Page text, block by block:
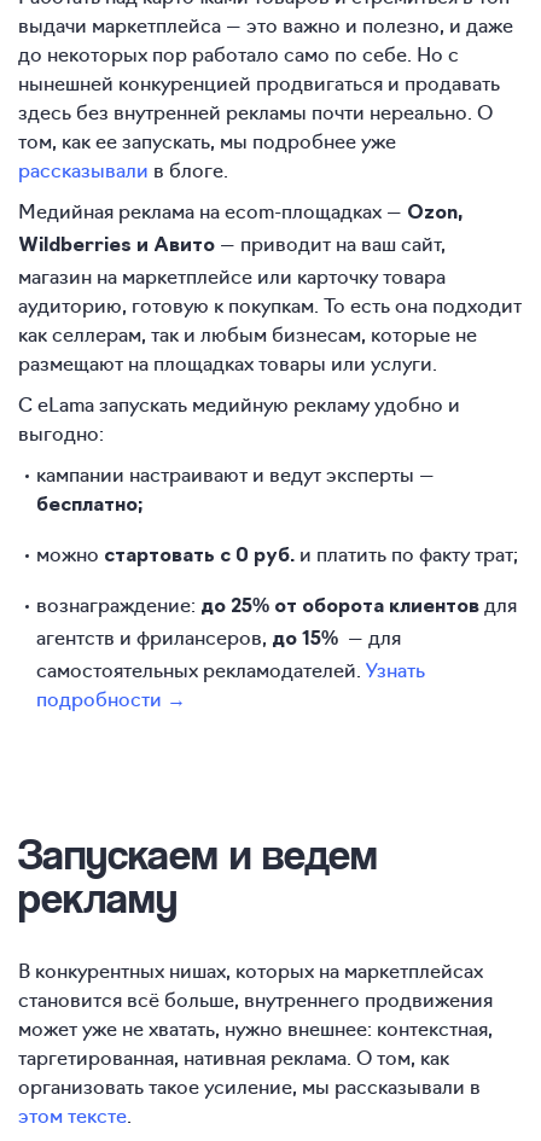
выдачи маркетплейса — это важно и полезно, и даже
до некоторых пор работало само по себе. Но с
нынешней конкуренцией продвигаться и продавать
здесь без внутренней рекламы почти нереально. О
том, как ее запускать, мы подробнее уже
рассказывали в блоге.
Медийная реклама на ecom-площадках — Ozon,
Wildberries и Авито — приводит на ваш сайт,
магазин на маркетплейсе или карточку товара
аудиторию, готовую к покупкам. То есть она подходит
как селлерам, так и любым бизнесам, которые не
размещают на площадках товары или услуги.
С eLama запускать медийную рекламу удобно и
выгодно:
кампании настраивают и ведут эксперты —
бесплатно;
можно стартовать с 0 руб. и платить по факту трат;
вознаграждение: до 25% от оборота клиентов для
агентств и фрилансеров, до 15% — для
самостоятельных рекламодателей. Узнать
подробности →
Запускаем и ведем
рекламу
В конкурентных нишах, которых на маркетплейсах
становится всё больше, внутреннего продвижения
может уже не хватать, нужно внешнее: контекстная,
таргетированная, нативная реклама. О том, как
организовать такое усиление, мы рассказывали в
этом тексте